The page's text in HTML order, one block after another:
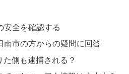
安全を確認する
南市の方からの疑問に回答
側も逮捕される？